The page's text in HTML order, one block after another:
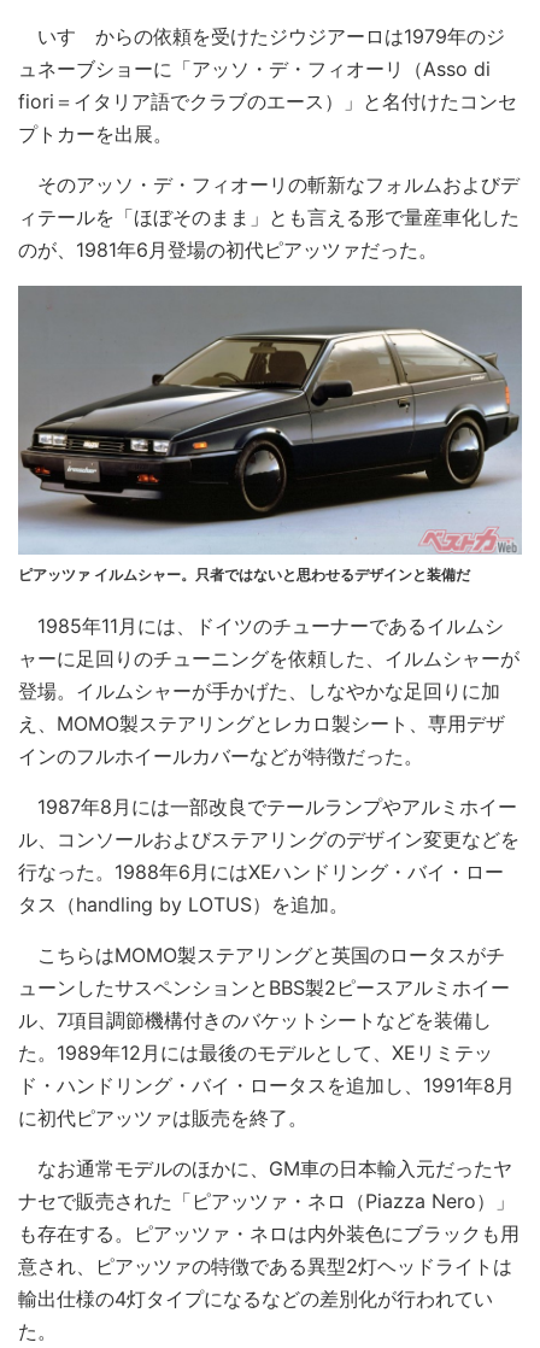
いすゞからの依頼を受けたジウジアーロは1979年のジ
ュネーブショーに「アッソ・デ・フィオーリ（Asso di
fiori＝イタリア語でクラブのエース）」と名付けたコンセ
プトカーを出展。
そのアッソ・デ・フィオーリの斬新なフォルムおよびデ
ィテールを「ほぼそのまま」とも言える形で量産車化した
のが、1981年6月登場の初代ピアッツァだった。
ピアッツァ イルムシャー。只者ではないと思わせるデザインと装備だ
1985年11月には、ドイツのチューナーであるイルムシ
ャーに足回りのチューニングを依頼した、イルムシャーが
登場。イルムシャーが手かげた、しなやかな足回りに加
え、MOMO製ステアリングとレカロ製シート、専用デザ
インのフルホイールカバーなどが特徴だった。
1987年8月には一部改良でテールランプやアルミホイー
ル、コンソールおよびステアリングのデザイン変更などを
行なった。1988年6月にはXEハンドリング・バイ・ロー
タス（handling by LOTUS）を追加。
こちらはMOMO製ステアリングと英国のロータスがチ
ューンしたサスペンションとBBS製2ピースアルミホイー
ル、7項目調節機構付きのバケットシートなどを装備し
た。1989年12月には最後のモデルとして、XEリミテッ
ド・ハンドリング・バイ・ロータスを追加し、1991年8月
に初代ピアッツァは販売を終了。
なお通常モデルのほかに、GM車の日本輸入元だったヤ
ナセで販売された「ピアッツァ・ネロ（Piazza Nero）」
も存在する。ピアッツァ・ネロは内外装色にブラックも用
意され、ピアッツァの特徴である異型2灯ヘッドライトは
輸出仕様の4灯タイプになるなどの差別化が行われてい
た。